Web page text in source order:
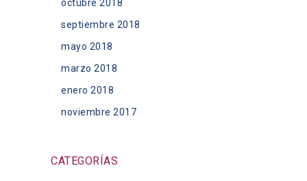
octubre 2018
septiembre 2018
mayo 2018
marzo 2018
enero 2018
noviembre 2017
CATEGORÍAS